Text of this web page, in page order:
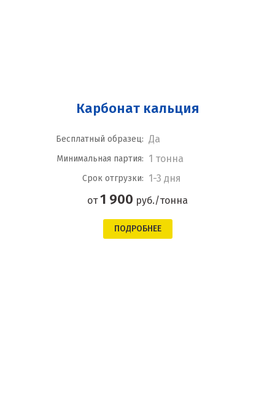
Карбонат кальция
Бесплатный образец: Да
Минимальная партия: 1 тонна
Срок отгрузки: 1-3 дня
от1 900 руб./тонна
ПОДРОБНЕЕ